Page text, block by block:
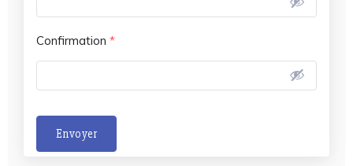
Confirmation *
Envoyer